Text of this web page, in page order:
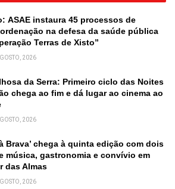
ASAE instaura 45 processos de
na defesa da saúde pública
Terras de Xisto”
2026
da Serra: Primeiro ciclo das Noites
chega ao fim e dá lugar ao cinema ao
2026
Brava’ chega à quinta edição com dois
música, gastronomia e convívio em
das Almas
2026